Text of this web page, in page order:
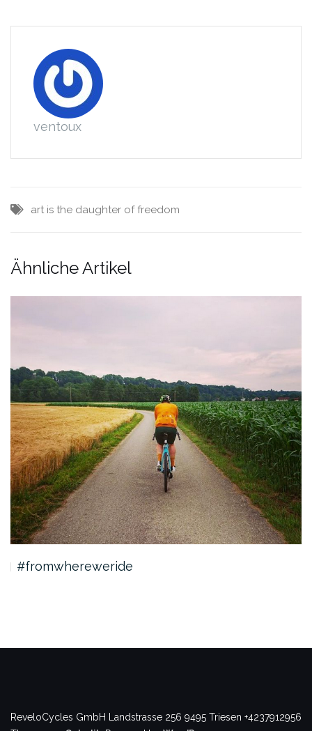
ventoux
art is the daughter of freedom
Ähnliche Artikel
#fromwhereweride
ReveloCycles GmbH Landstrasse 256 9495 Triesen +4237912956